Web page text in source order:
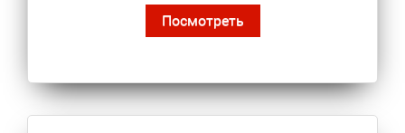
Посмотреть